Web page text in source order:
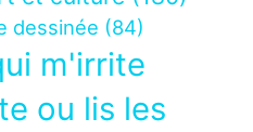
dessinée (84)
m'irrite
ou lis les